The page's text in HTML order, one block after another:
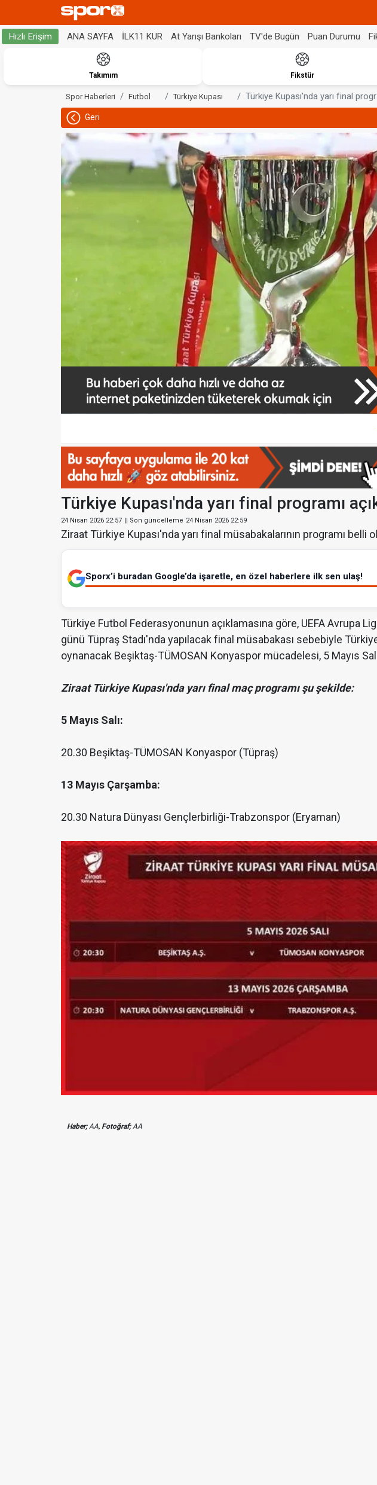
Hızlı Erişim ANA SAYFA İLK11 KUR At Yarışı Bankoları TV'de Bugün Puan Durumu
Takımım Fikstür
Spor Haberleri Futbol Türkiye Kupası Türkiye Kupası'nda yarı final
Geri
Türkiye Kupası'nda yarı final programı
24 Nisan 2026 22:57 || Son güncelleme 24 Nisan 2026 22:59
Ziraat Türkiye Kupası'nda yarı final müsabakalarının programı belli
Sporx’i buradan Google’da işaretle, en özel haberlere ilk sen ulaş!
Türkiye Futbol Federasyonunun açıklamasına göre, UEFA Avrupa
günü Tüpraş Stadı'nda yapılacak final müsabakası sebebiyle
oynanacak Beşiktaş-TÜMOSAN Konyaspor mücadelesi, 5 Mayıs
Ziraat Türkiye Kupası'nda yarı final maç programı şu şekilde:
5 Mayıs Salı:
20.30 Beşiktaş-TÜMOSAN Konyaspor (Tüpraş)
13 Mayıs Çarşamba:
20.30 Natura Dünyası Gençlerbirliği-Trabzonspor (Eryaman)
Haber;AA, Fotoğraf;AA